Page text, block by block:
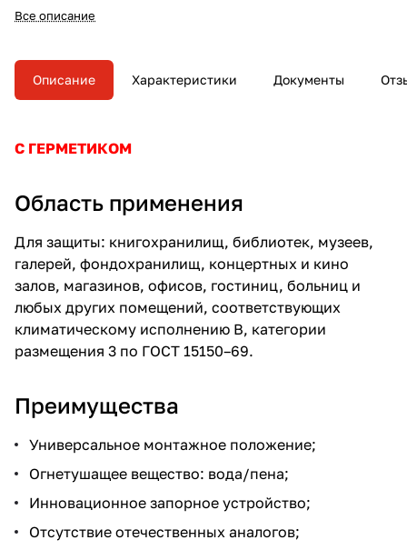
защищаемой площади с целью
тушения очагов пожара или их
создания водяных завес в
автоматических установках
пожаротушения.
Все описание
Описание Характеристики Документы
С ГЕРМЕТИКОМ
Область применения
Для защиты: книгохранилищ, библиотек, музеев,
галерей, фондохранилищ, концертных и кино
залов, магазинов, офисов, гостиниц, больниц и
любых других помещений, соответствующих
климатическому исполнению В, категории
размещения 3 по ГОСТ 15150–69.
Преимущества
Универсальное монтажное положение;
Огнетушащее вещество: вода/пена;
Инновационное запорное устройство;
Отсутствие отечественных аналогов;